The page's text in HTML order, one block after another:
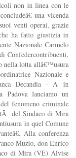
non in linea con le
una vicenda
venti operai, grazie
ha fatto giustizia in
Nazionale Carmelo
Confedercontribuenti,
nella lotta allâ€™usura
Nazionale e
Decandia - Â in
Padova lanciamo un
fenomeno criminale
del Sindaco di Mira
in quel Comune
Alla conferenza
Muzio, don Enrico
di Mira (VE) Alvise